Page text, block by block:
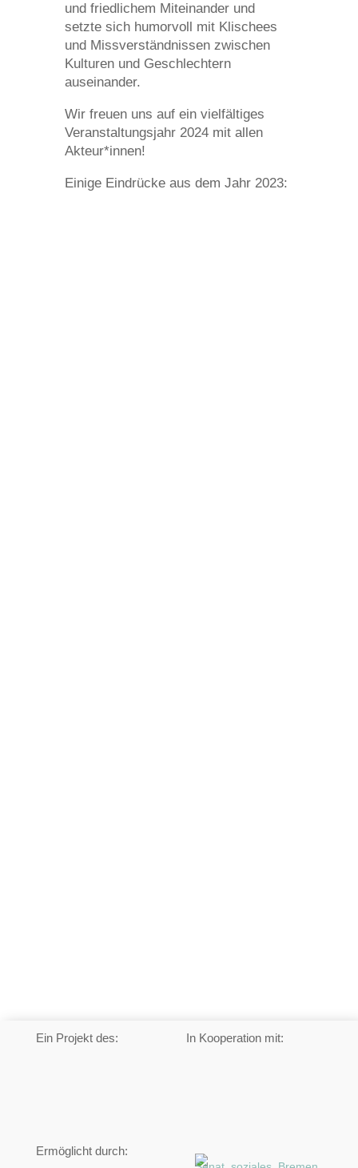
und friedlichem Miteinander und
setzte sich humorvoll mit Klischees
und Missverständnissen zwischen
Kulturen und Geschlechtern
auseinander.
Wir freuen uns auf ein vielfältiges
Veranstaltungsjahr 2024 mit allen
Akteur*innen!
Einige Eindrücke aus dem Jahr 2023:
Ein Projekt des: In Kooperation mit:
Ermöglicht durch: